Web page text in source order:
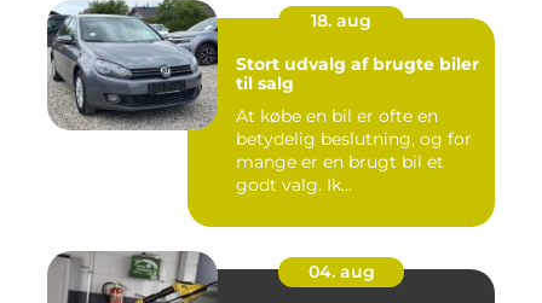
18. aug
Stort udvalg af brugte biler
til salg
At købe en bil er ofte en
betydelig beslutning, og for
mange er en brugt bil et
godt valg. Ik...
04. aug